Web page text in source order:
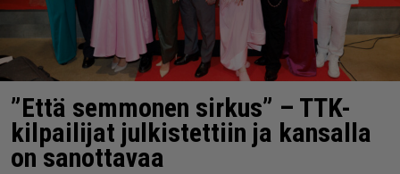
”Että semmonen sirkus” – TTK-
kilpailijat julkistettiin ja kansalla
on sanottavaa